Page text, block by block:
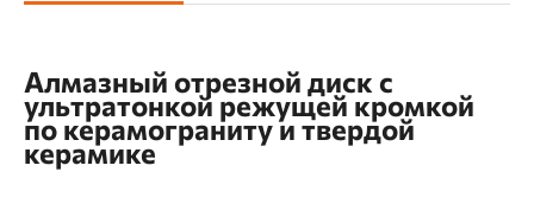
Алмазный отрезной диск с
ультратонкой режущей кромкой
по керамограниту и твердой
керамике